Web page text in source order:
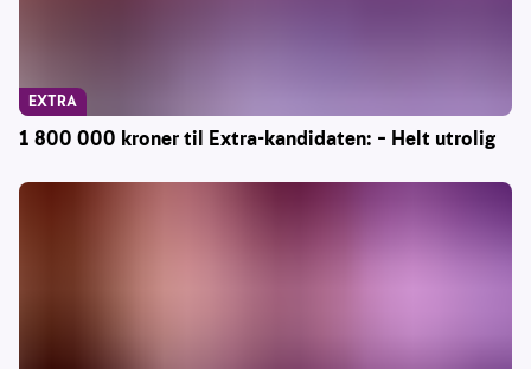
1 800 000 kroner til Extra-kandidaten: – Helt utrolig
EXTRA